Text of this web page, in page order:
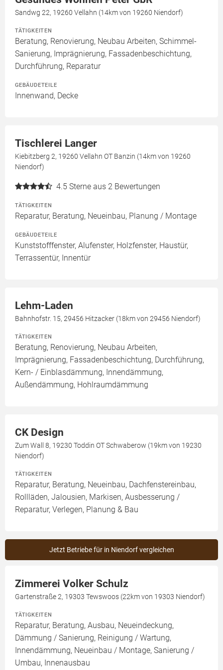
Sandwg 22, 19260 Vellahn (14km von 19260 Niendorf)
TÄTIGKEITEN
Beratung, Renovierung, Neubau Arbeiten, Schimmel-
Sanierung, Imprägnierung, Fassadenbeschichtung,
Durchführung, Reparatur
GEBÄUDETEILE
Innenwand, Decke
Tischlerei Langer
Kiebitzberg 2, 19260 Vellahn OT Banzin (14km von 19260
Niendorf)
4.5 Sterne aus 2 Bewertungen
TÄTIGKEITEN
Reparatur, Beratung, Neueinbau, Planung / Montage
GEBÄUDETEILE
Kunststofffenster, Alufenster, Holzfenster, Haustür,
Terrassentür, Innentür
Lehm-Laden
Bahnhofstr. 15, 29456 Hitzacker (18km von 29456 Niendorf)
TÄTIGKEITEN
Beratung, Renovierung, Neubau Arbeiten,
Imprägnierung, Fassadenbeschichtung, Durchführung,
Kern- / Einblasdämmung, Innendämmung,
Außendämmung, Hohlraumdämmung
CK Design
Zum Wall 8, 19230 Toddin OT Schwaberow (19km von 19230
Niendorf)
TÄTIGKEITEN
Reparatur, Beratung, Neueinbau, Dachfenstereinbau,
Rollläden, Jalousien, Markisen, Ausbesserung /
Reparatur, Verlegen, Planung & Bau
Jetzt Betriebe für in Niendorf vergleichen
Zimmerei Volker Schulz
Gartenstraße 2, 19303 Tewswoos (22km von 19303 Niendorf)
TÄTIGKEITEN
Reparatur, Beratung, Ausbau, Neueindeckung,
Dämmung / Sanierung, Reinigung / Wartung,
Innendämmung, Neueinbau / Montage, Sanierung /
Umbau, Innenausbau